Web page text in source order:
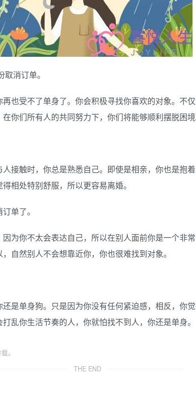
消订单。
也受不了单身了。你会积极寻找你喜欢的对象。不
你们所有人的共同努力下，你们将能够顺利摆脱困境
接触时，你总是熟悉自己。即使是相亲，你也是抱
相处特别舒服，所以更容易离婚。
单了。
为你不太会表达自己，所以在别人面前你是一个非
自然别人不会想靠近你，你也很难找到对象。
是单身狗。只是因为你没有任何紧迫感，相反，你
乱你生活节奏的人，你就怕找不到人，你还是单身。
。
THE END